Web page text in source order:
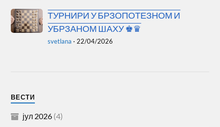
ТУРНИРИ У БРЗОПОТЕЗНОМ И
УБРЗАНОМ ШАХУ ♚♛
svetlana · 22/04/2026
ВЕСТИ
јул 2026 (4)